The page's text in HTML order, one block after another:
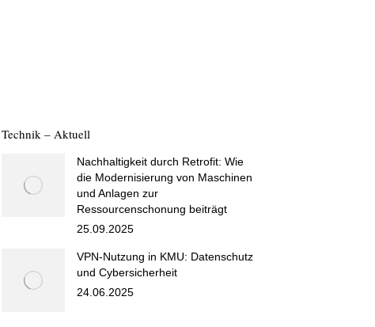
Technik – Aktuell
Nachhaltigkeit durch Retrofit: Wie
die Modernisierung von Maschinen
und Anlagen zur
Ressourcenschonung beiträgt
25.09.2025
VPN-Nutzung in KMU: Datenschutz
und Cybersicherheit
24.06.2025